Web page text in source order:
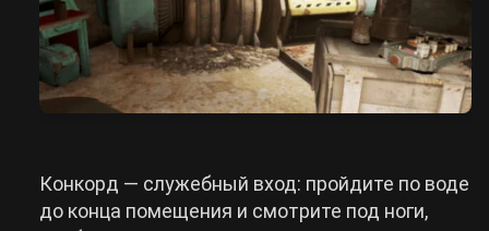
Конкорд — служебный вход: пройдите по воде
до конца помещения и смотрите под ноги,